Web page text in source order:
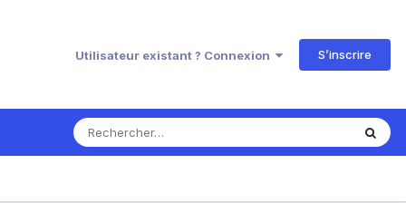
Utilisateur existant ? Connexion S’inscrire